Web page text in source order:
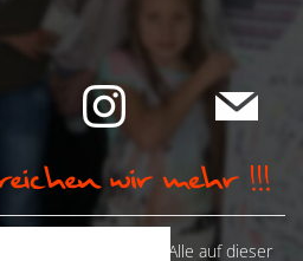
Rechte vorbehalten: Alle auf dieser